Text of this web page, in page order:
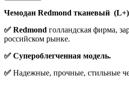
Чемодан Redmond тканевый (L+)
✅ Redmond голландская фирма,
российском рынке.
✅ Супероблегченная модель.
✅ Надежные, прочные, стильные